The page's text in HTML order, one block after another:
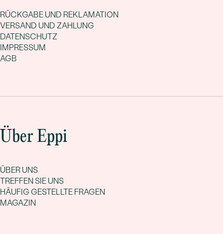
RÜCKGABE UND REKLAMATION
VERSAND UND ZAHLUNG
DATENSCHUTZ
IMPRESSUM
AGB
Über Eppi
ÜBER UNS
TREFFEN SIE UNS
HÄUFIG GESTELLTE FRAGEN
MAGAZIN